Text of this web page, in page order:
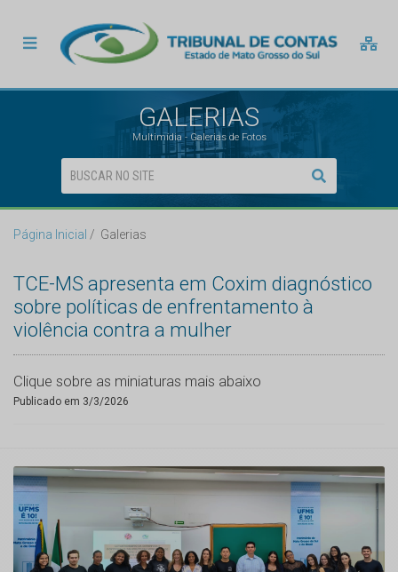
GALERIAS
Multimídia - Galerias de Fotos
Página Inicial Galerias
TCE-MS apresenta em Coxim diagnóstico
sobre políticas de enfrentamento à
violência contra a mulher
Clique sobre as miniaturas mais abaixo
Publicado em 3/3/2026